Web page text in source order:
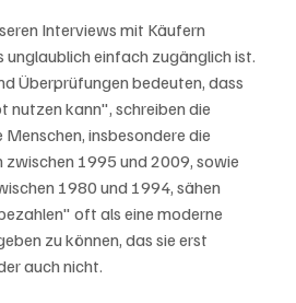
Interviews mit Käufern
unglaublich einfach zugänglich ist.
Überprüfungen bedeuten, dass
nutzen kann", schreiben die
Menschen, insbesondere die
zwischen 1995 und 2009, sowie
1980 und 1994, sähen
oft als eine moderne
zu können, das sie erst
auch nicht.